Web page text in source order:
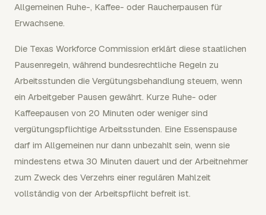
Allgemeinen Ruhe-, Kaffee- oder Raucherpausen für
Erwachsene.
Die Texas Workforce Commission erklärt diese staatlichen
Pausenregeln, während bundesrechtliche Regeln zu
Arbeitsstunden die Vergütungsbehandlung steuern, wenn
ein Arbeitgeber Pausen gewährt. Kurze Ruhe- oder
Kaffeepausen von 20 Minuten oder weniger sind
vergütungspflichtige Arbeitsstunden. Eine Essenspause
darf im Allgemeinen nur dann unbezahlt sein, wenn sie
mindestens etwa 30 Minuten dauert und der Arbeitnehmer
zum Zweck des Verzehrs einer regulären Mahlzeit
vollständig von der Arbeitspflicht befreit ist.